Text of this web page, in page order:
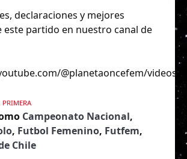
declaraciones y mejores
este partido en nuestro canal de
@planetaoncefem/videos
PRIMERA
Campeonato Nacional,
, Futbol Femenino, Futfem,
Chile